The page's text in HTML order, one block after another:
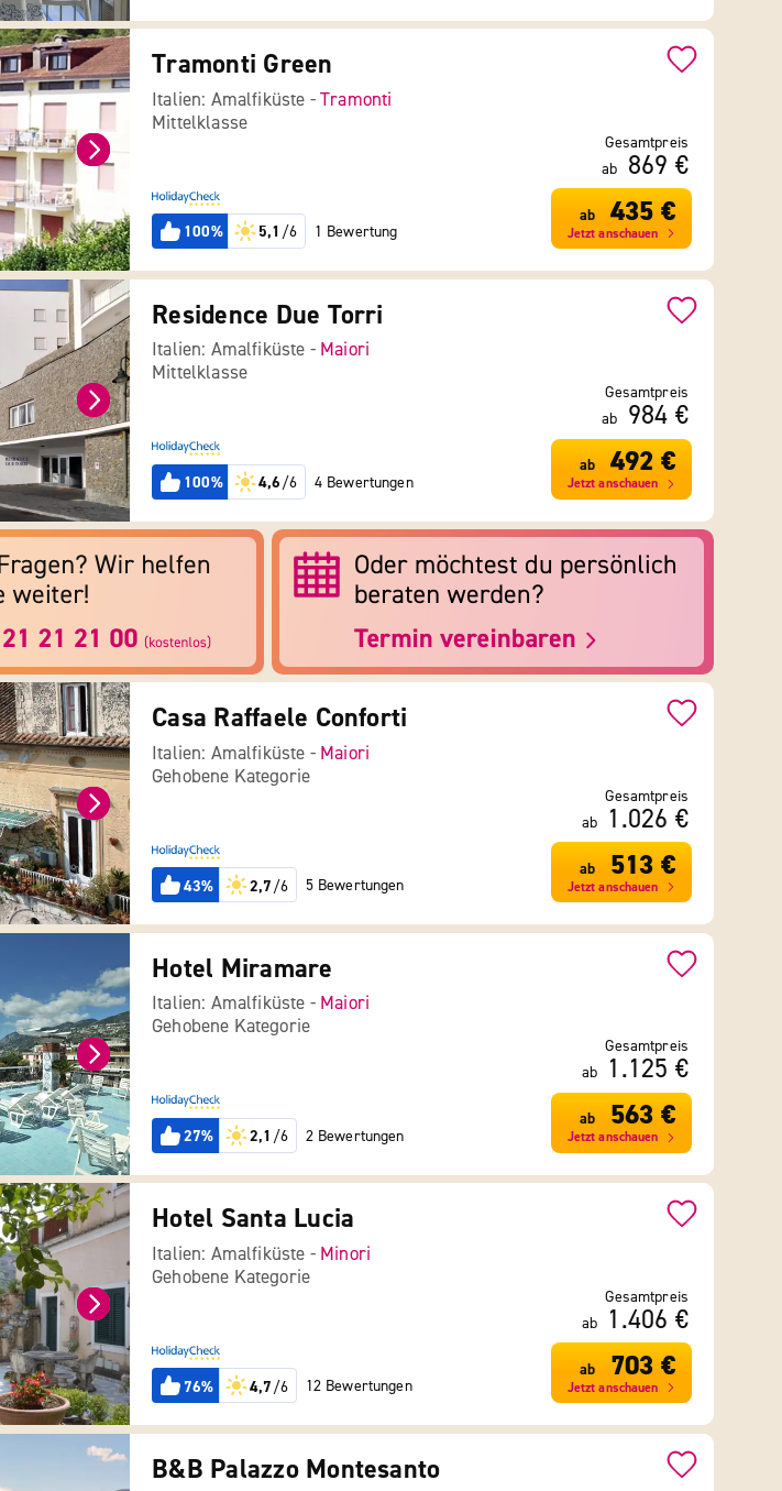
Tramonti Green
Italien: Amalfiküste -Tramonti
Mittelklasse
100% 5,1 /6 1 Bewertung
Gesamtpreis
ab
869 €
ab 435 €
Jetzt anschauen
Residence Due Torri
Italien: Amalfiküste - Maiori
Mittelklasse
100% 4,6/6 4 Bewertungen
Gesamtpreis
ab
984 €
ab 492 €
Jetzt anschauen
Casa Raffaele Conforti
Italien: Amalfiküste - Maiori
Gehobene Kategorie
43% 2,7/6 5 Bewertungen
Gesamtpreis
ab
1.026 €
ab 513 €
Jetzt anschauen
Hotel Miramare
Italien: Amalfiküste - Maiori
Gehobene Kategorie
27% 2,1 /6 2 Bewertungen
Gesamtpreis
ab
1.125 €
ab 563 €
Jetzt anschauen
Hotel Santa Lucia
Italien: Amalfiküste - Minori
Gehobene Kategorie
76% 4,7/6 12 Bewertungen
Gesamtpreis
ab
1.406 €
ab 703 €
Jetzt anschauen
B&B Palazzo Montesanto